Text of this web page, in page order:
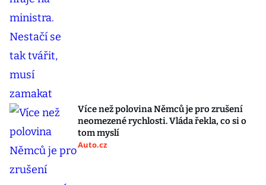
Více než polovina Němců je pro zrušení
neomezené rychlosti. Vláda řekla, co si o
tom myslí
Auto.cz